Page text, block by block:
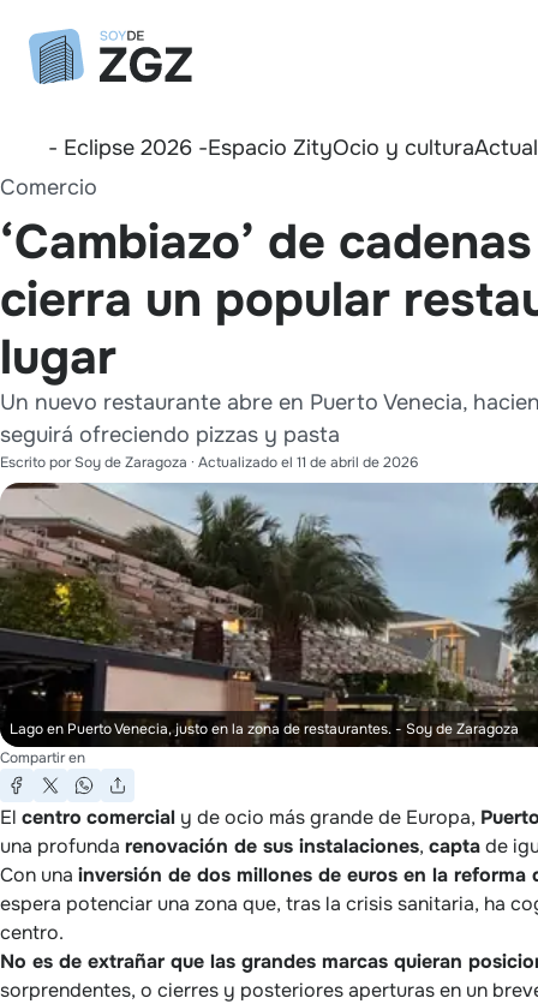
- Eclipse 2026 -Espacio ZityOcio y cultura
Comercio
‘Cambiazo’ de
cierra un popular
lugar
Un nuevo restaurante abre en Puerto Venecia,
seguirá ofreciendo pizzas y pasta
Escrito porSoy de Zaragoza · Actualizado el 11 de abril de 2026
Lago en Puerto Venecia, justo en la zona de restaurantes.- Soy de Zaragoza
Compartir en
El centro comercial y de ocio más grande de Europa,
una profunda renovación de sus instalaciones, captade
Con una inversión de dos millones de euros en la reforma
espera potenciar una zona que, tras la crisis sanitaria, ha
centro.
No es de extrañar que las grandes marcas quieran
sorprendentes, o cierres y posteriores aperturas en un